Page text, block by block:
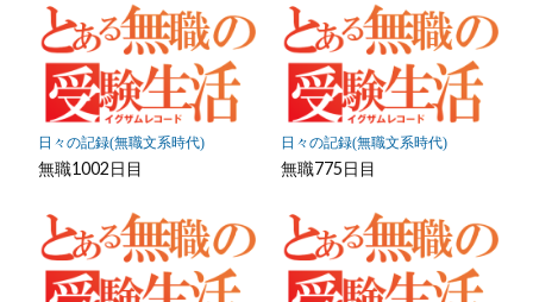
マ
ー
ク
に
保
日々の記録(無職文系時代)
無職1002日目
日々の記録(無職文系時代)
無職775日目